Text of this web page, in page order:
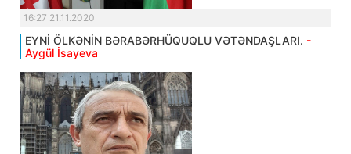
16:27 21.11.2020
EYNİ ÖLKƏNİN BƏRABƏRHÜQUQLU VƏTƏNDAŞLARI. -
Aygül İsayeva